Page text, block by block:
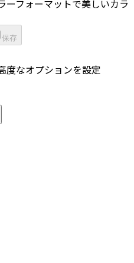
ーフォーマットで美しいカラ
保存
度なオプションを設定